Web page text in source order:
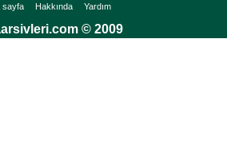
sayfa Hakkında Yardım
© 2009